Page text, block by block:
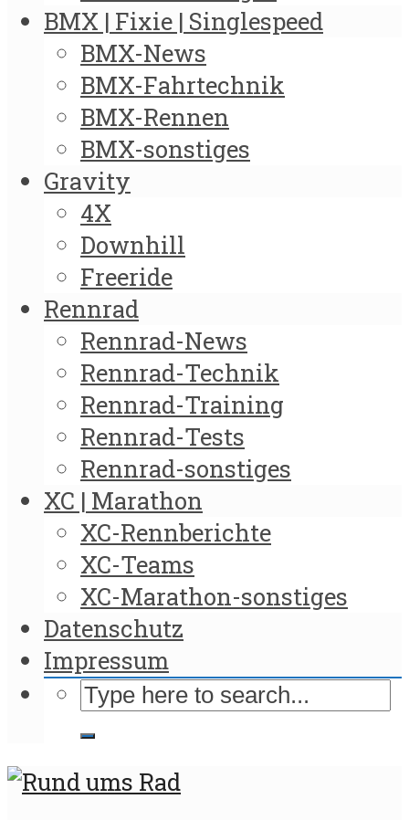
BMX | Fixie | Singlespeed
BMX-News
BMX-Fahrtechnik
BMX-Rennen
BMX-sonstiges
Gravity
4X
Downhill
Freeride
Rennrad
Rennrad-News
Rennrad-Technik
Rennrad-Training
Rennrad-Tests
Rennrad-sonstiges
XC | Marathon
XC-Rennberichte
XC-Teams
XC-Marathon-sonstiges
Datenschutz
Impressum